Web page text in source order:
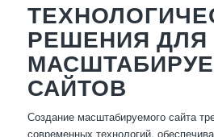
РЕШЕНИЯ ДЛЯ
САЙТОВ
Создание масштабируемого сайта
современных технологий,